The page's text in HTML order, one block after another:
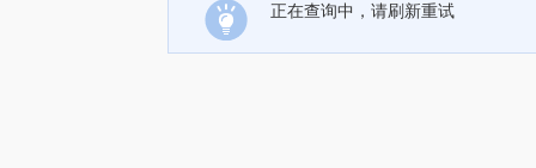
正在查询中，请刷新重试